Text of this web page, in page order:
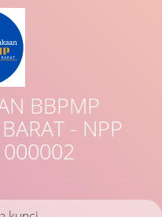
BBPMP
- NPP